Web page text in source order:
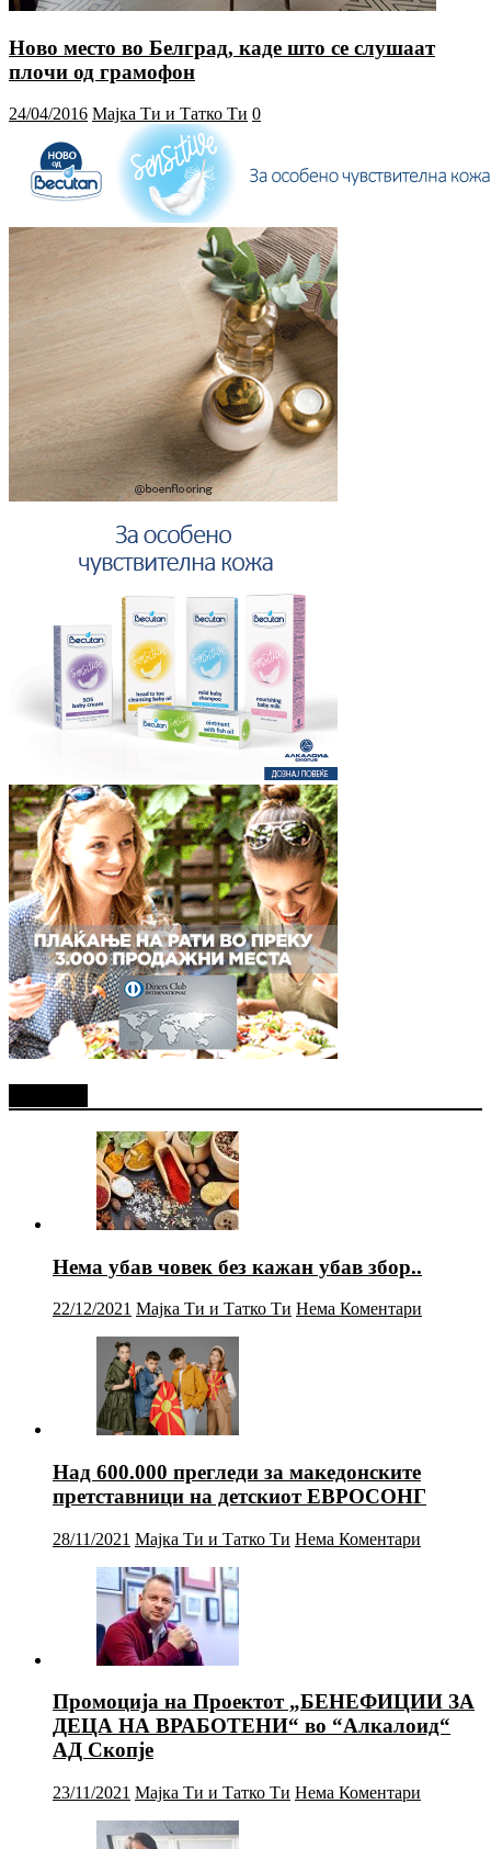
Ново место во Белград, каде што се слушаат
плочи од грамофон
24/04/2016 Мајка Ти и Татко Ти 0
Нема убав човек без кажан убав збор..
22/12/2021 Мајка Ти и Татко Ти Нема Коментари
Над 600.000 прегледи за македонските
претставници на детскиот ЕВРОСОНГ
28/11/2021 Мајка Ти и Татко Ти Нема Коментари
Промоција на Проектот „БЕНЕФИЦИИ ЗА
ДЕЦА НА ВРАБОТЕНИ“ во “Алкалоид“
АД Скопје
23/11/2021 Мајка Ти и Татко Ти Нема Коментари